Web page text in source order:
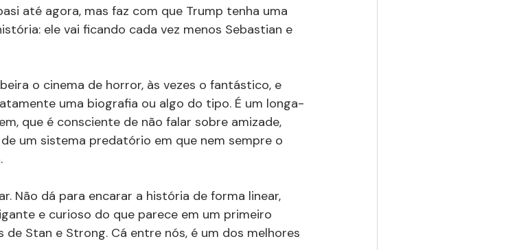
até agora, mas faz com que Trump tenha uma
ele vai ficando cada vez menos Sebastian e
o cinema de horror, às vezes o fantástico, e
uma biografia ou algo do tipo. É um longa-
que é consciente de não falar sobre amizade,
um sistema predatório em que nem sempre o
Não dá para encarar a história de forma linear,
e curioso do que parece em um primeiro
Stan e Strong. Cá entre nós, é um dos melhores